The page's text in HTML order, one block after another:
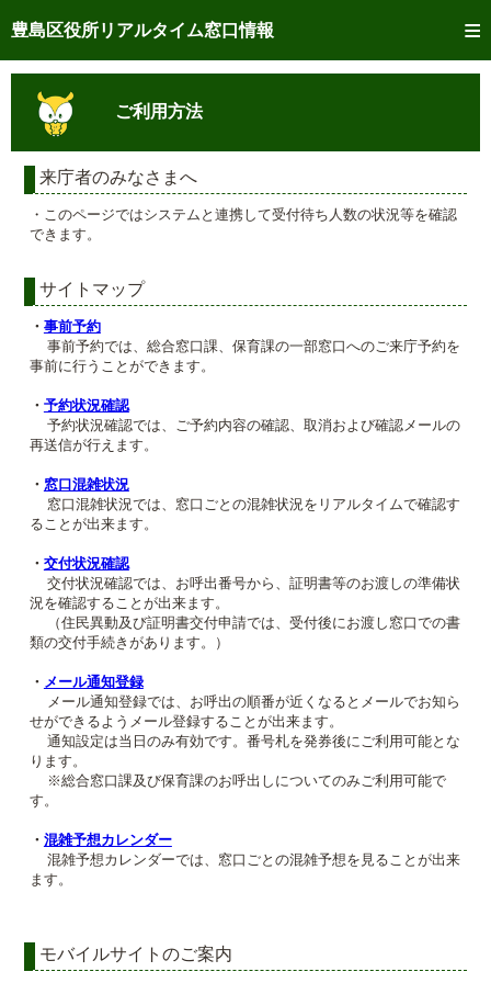
豊島区役所リアルタイム窓口情報
トップページへ
ご利用方法
事前予約
予約状況確認
リアルタイム 窓口混雑状況
メール通知登録
混雑予想カレンダー
ご利用方法
来庁者のみなさまへ
・このページではシステムと連携して受付待ち人数の状況等を確認
できます。
サイトマップ
・ 事前予約
事前予約では、総合窓口課、保育課の一部窓口へのご来庁予約を
事前に行うことができます。
・ 予約状況確認
予約状況確認では、ご予約内容の確認、取消および確認メールの
再送信が行えます。
・ 窓口混雑状況
窓口混雑状況では、窓口ごとの混雑状況をリアルタイムで確認す
ることが出来ます。
・ 交付状況確認
交付状況確認では、お呼出番号から、証明書等のお渡しの準備状
況を確認することが出来ます。
（住民異動及び証明書交付申請では、受付後にお渡し窓口での書
類の交付手続きがあります。）
・ メール通知登録
メール通知登録では、お呼出の順番が近くなるとメールでお知ら
せができるようメール登録することが出来ます。
通知設定は当日のみ有効です。番号札を発券後にご利用可能とな
ります。
※総合窓口課及び保育課のお呼出しについてのみご利用可能で
す。
・ 混雑予想カレンダー
混雑予想カレンダーでは、窓口ごとの混雑予想を見ることが出来
ます。
モバイルサイトのご案内